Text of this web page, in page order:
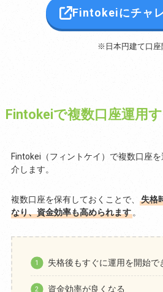
Fintokeiにチャ
※日本円建て口座
Fintokeiで複数口座運用
Fintokei（フィントケイ）で複数口座
介します。
複数口座を保有しておくことで、
失格
なり、資金効率も高められます。
失格後もすぐに運用を開始で
資金効率が良くなる